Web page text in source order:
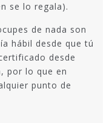
se lo regala).
de nada son
hábil desde que tú
desde
por lo que en
punto de